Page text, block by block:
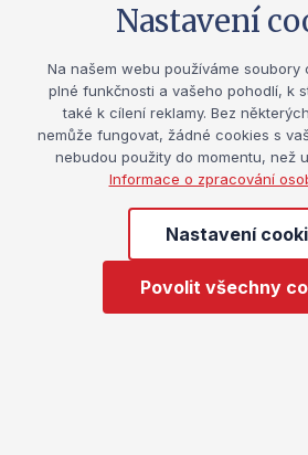
Vědecký pracovník a
Tomáš Jandáč
Vědecký pracovník,
Další webináře na
Nastavení
Na našem webu používáme soubory
plné funkčnosti a vašeho pohodlí, k
také k cílení reklamy. Bez
nemůže fungovat, žádné cookies s
nebudou použity do momentu, než
Informace o zpracování
Nastavení
Povolit všechny